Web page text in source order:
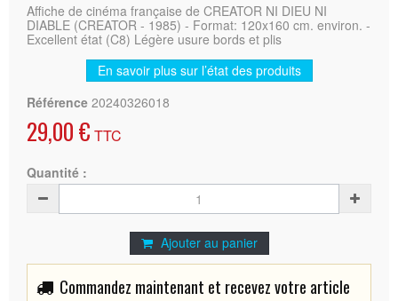
Affiche de cinéma française de CREATOR NI DIEU NI
DIABLE (CREATOR - 1985) - Format: 120x160 cm. environ. -
Excellent état (C8) Légère usure bords et plis
En savoir plus sur l’état des produits
Référence 20240326018
29,00 € TTC
Quantité :
Ajouter au panier
Commandez maintenant et recevez votre article